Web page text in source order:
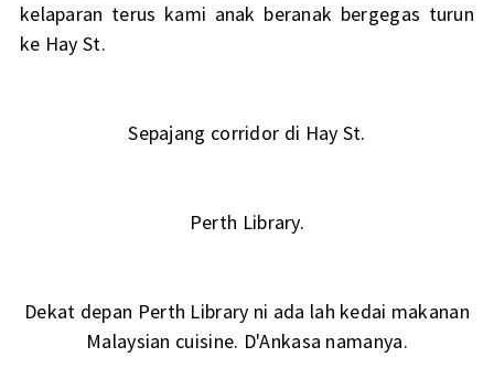
kelaparan terus kami anak beranak bergegas turun
ke Hay St.
Sepajang corridor di Hay St.
Perth Library.
Dekat depan Perth Library ni ada lah kedai makanan
Malaysian cuisine. D'Ankasa namanya.